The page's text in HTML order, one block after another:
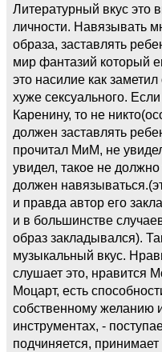
Литературный вкус это
личности. Навязывать
образа, заставлять
мир фантазий который
это насилие как
хуже сексуального.
Каренину, то не
должен заставлять
прочитал МиМ, не
увидел, такое не
должен
и правда автор его
и в большинстве
образ закладывался).
музыкальный вкус.
слушает это, нравится
Моцарт, есть
собственному желанию
инструментах, -
подчиняется,